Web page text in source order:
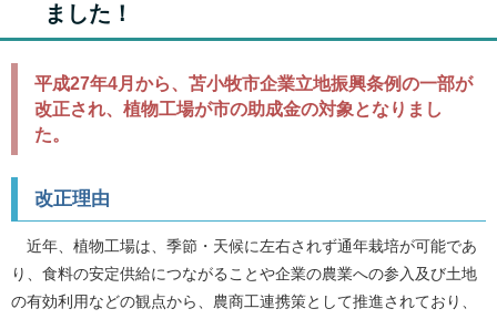
ました！
平成27年4月から、苫小牧市企業立地振興条例の一部が
改正され、植物工場が市の助成金の対象となりまし
た。
改正理由
近年、植物工場は、季節・天候に左右されず通年栽培が可能であ
り、食料の安定供給につながることや企業の農業への参入及び土地
の有効利用などの観点から、農商工連携策として推進されており、